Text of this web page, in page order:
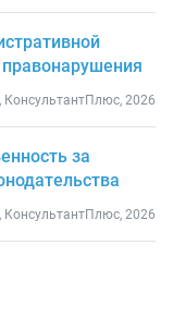
КонсультантПлюс, 2026
за
КонсультантПлюс, 2026